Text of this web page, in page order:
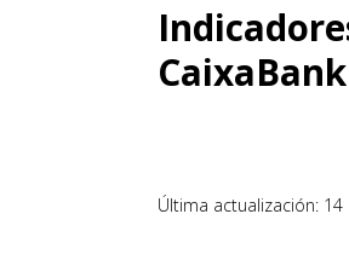
Última actualización: